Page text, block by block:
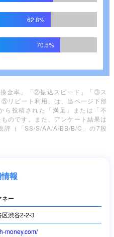
62.8%
70.5%
金率」「②振込スピード」「③ス
リピート利用」は、当ページ下部
ら投稿された「満足」または「不
のです。また、アンケート結果は
評（「SS/S/AA/A/BB/B/C」の7段
報
ネー
区渋谷2-2-3
money.com/